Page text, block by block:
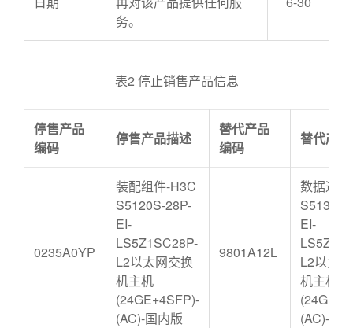
务。
表2 停止销售产品信息
停售产品
编码
停售产品描述
替代产品
编码
替代产
0235A0YP
装配组件-H3C
S5120S-28P-
EI-
LS5Z1SC28P-
L2以太网交换
机主机
(24GE+4SFP)-
(AC)-国内版
9801A12L
数据通
EI-
L2以太
机主机
(AC)-国